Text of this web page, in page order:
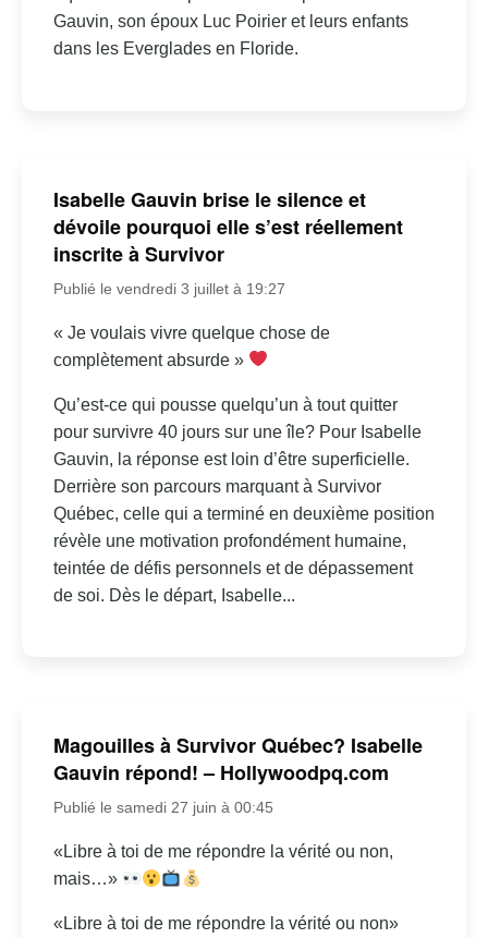
Gauvin, son époux Luc Poirier et leurs enfants
dans les Everglades en Floride.
Isabelle Gauvin brise le silence et
dévoile pourquoi elle s’est réellement
inscrite à Survivor
Publié le vendredi 3 juillet à 19:27
« Je voulais vivre quelque chose de
complètement absurde »
Qu’est-ce qui pousse quelqu’un à tout quitter
pour survivre 40 jours sur une île? Pour Isabelle
Gauvin, la réponse est loin d’être superficielle.
Derrière son parcours marquant à Survivor
Québec, celle qui a terminé en deuxième position
révèle une motivation profondément humaine,
teintée de défis personnels et de dépassement
de soi. Dès le départ, Isabelle...
Magouilles à Survivor Québec? Isabelle
Gauvin répond! – Hollywoodpq.com
Publié le samedi 27 juin à 00:45
«Libre à toi de me répondre la vérité ou non,
mais…»
«Libre à toi de me répondre la vérité ou non»